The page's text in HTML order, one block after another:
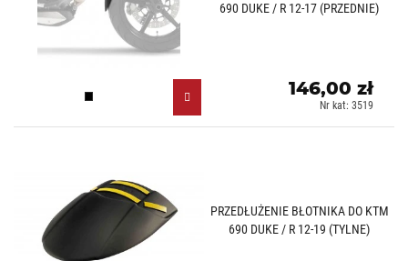
690 DUKE / R 12-17 (PRZEDNIE)
Czarny (N)
146,00 zł
Nr kat: 3519
PRZEDŁUŻENIE BŁOTNIKA DO KTM
690 DUKE / R 12-19 (TYLNE)